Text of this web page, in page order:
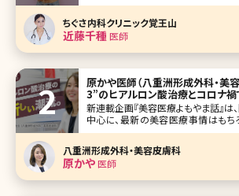
ポレーションという美容成分を導入
な導入の施術だとイオン導入があり
の20倍もの高い効果があると言われて
ちぐさ内科クリニック覚王山
近藤千種 医師
原かや医師（八重洲形成外科・美
3”のヒアルロン酸治療とコロナ禍
論など
新連載企画『美容医療よもやま話』は
中心に、最新の美容医療事情はもち
師論、SNS論、美容論など、メディア
のない視点のインタビューにしてい
業界で、普段どんなことを考えて診療
からの視点ではなかなか
八重洲形成外科・美容皮膚科
原かや医師